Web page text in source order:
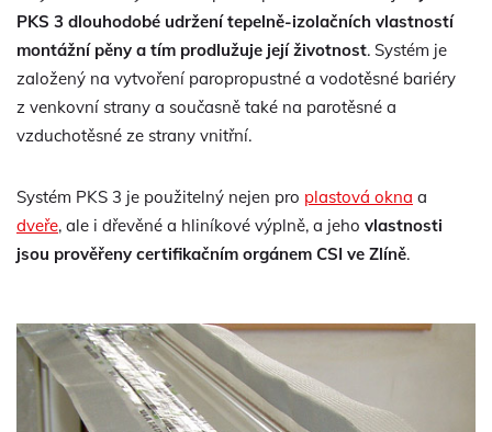
PKS 3 dlouhodobé udržení tepelně-izolačních vlastností
montážní pěny a tím prodlužuje její životnost. Systém je
založený na vytvoření paropropustné a vodotěsné bariéry
z venkovní strany a současně také na parotěsné a
vzduchotěsné ze strany vnitřní.
Systém PKS 3 je použitelný nejen pro plastová okna a
dveře, ale i dřevěné a hliníkové výplně, a jeho vlastnosti
jsou prověřeny certifikačním orgánem CSI ve Zlíně.